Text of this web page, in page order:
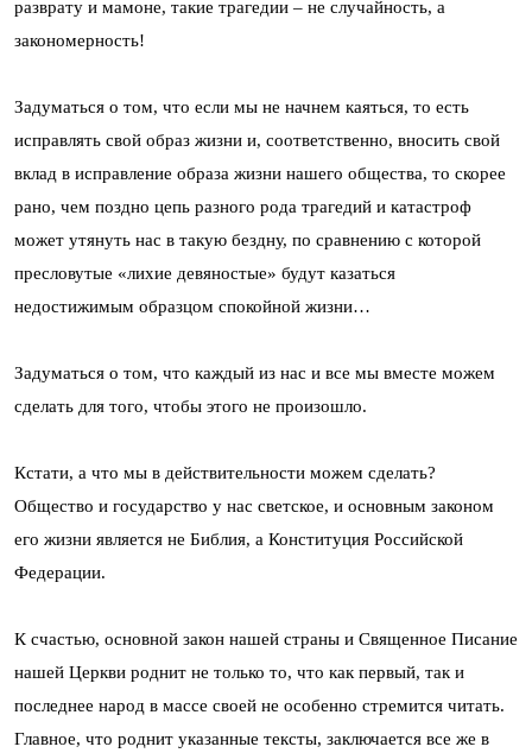
разврату и мамоне, такие трагедии – не случайность, а
закономерность!
Задуматься о том, что если мы не начнем каяться, то есть
исправлять свой образ жизни и, соответственно, вносить свой
вклад в исправление образа жизни нашего общества, то скорее
рано, чем поздно цепь разного рода трагедий и катастроф
может утянуть нас в такую бездну, по сравнению с которой
пресловутые «лихие девяностые» будут казаться
недостижимым образцом спокойной жизни…
Задуматься о том, что каждый из нас и все мы вместе можем
сделать для того, чтобы этого не произошло.
Кстати, а что мы в действительности можем сделать?
Общество и государство у нас светское, и основным законом
его жизни является не Библия, а Конституция Российской
Федерации.
К счастью, основной закон нашей страны и Священное Писание
нашей Церкви роднит не только то, что как первый, так и
последнее народ в массе своей не особенно стремится читать.
Главное, что роднит указанные тексты, заключается все же в